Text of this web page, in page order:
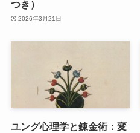
つき）
2026年3月21日
ユング心理学と錬金術：変